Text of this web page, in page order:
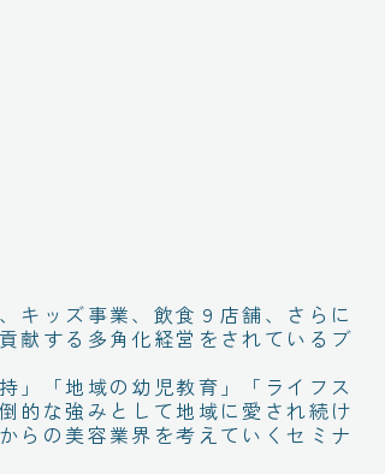
キッズ事業、飲食９店舗、さらに
献する多角化経営をされているブ
」「地域の幼児教育」「ライフス
的な強みとして地域に愛され続け
らの美容業界を考えていくセミナ